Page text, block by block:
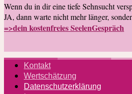
Wenn du in dir eine tiefe Sehnsucht
JA, dann warte nicht mehr länger,
=>dein kostenfreies SeelenGespräch
Kontakt
Wertschätzung
Datenschutzerklärung